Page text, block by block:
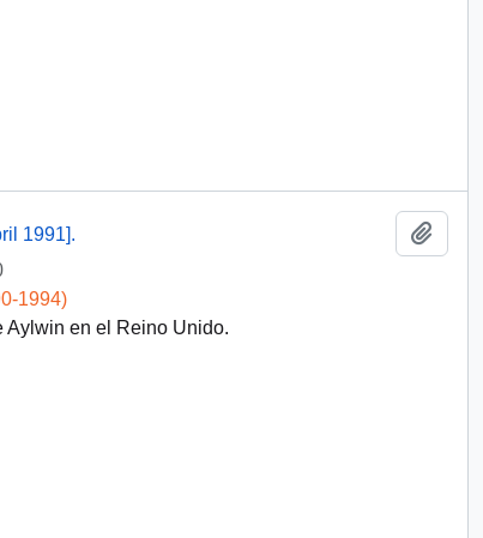
1991].
1994)
Aylwin en el Reino Unido.